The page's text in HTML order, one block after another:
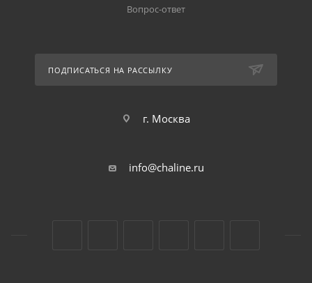
Вопрос-ответ
ПОДПИСАТЬСЯ НА РАССЫЛКУ
г. Москва
info@chaline.ru